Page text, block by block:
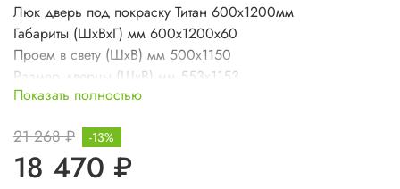
Люк дверь под покраску Титан 600х1200мм
Габариты (ШхВхГ) мм 600х1200х60
Проем в свету (ШхВ) мм 500х1150
Размер дверцы (ШхВ) мм 553х1153
Показать полностью
21 268 ₽
18 470 ₽
-13%